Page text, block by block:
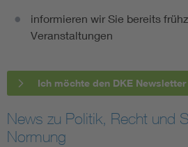
informieren wir Sie bereits
Veranstaltungen
Ich möchte den DKE Newsletter
News zu Politik, Recht und
Normung